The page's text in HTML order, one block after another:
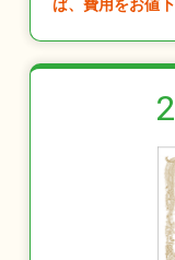
ば、費用をお値
2